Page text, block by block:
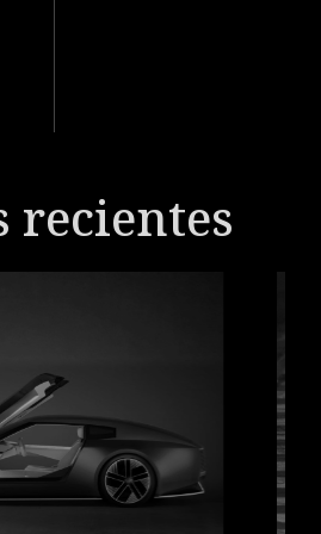
recientes